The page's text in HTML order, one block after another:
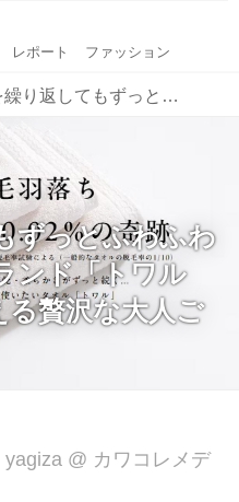
レポート ファッション
洗濯を繰り返してもずっとふわふわ♡次世代タオルブランド「トワル（towæ̀l）」が叶える贅沢な大人ご褒美ライフ
ずっとふわふわ
ンド「トワル
る贅沢な大人ご
yagiza @ カワコレメデ